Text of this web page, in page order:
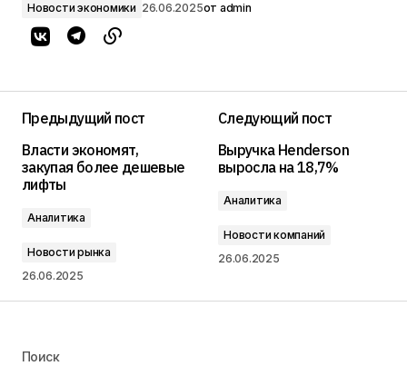
Новости экономики 26.06.2025от admin
Предыдущий пост
Власти экономят,
закупая более дешевые
лифты
Аналитика
Новости рынка
26.06.2025
Следующий пост
Выручка Henderson
выросла на 18,7%
Аналитика
Новости компаний
26.06.2025
Поиск